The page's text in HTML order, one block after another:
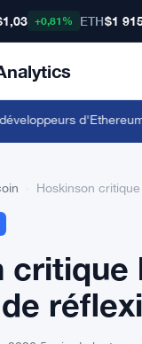
+0,81% ETH$1
d'Ethereum·
Hoskinson
critique